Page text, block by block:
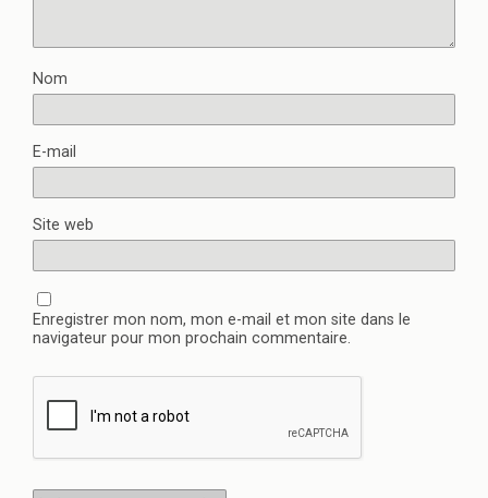
Nom
E-mail
Site web
Enregistrer mon nom, mon e-mail et mon site dans le
navigateur pour mon prochain commentaire.